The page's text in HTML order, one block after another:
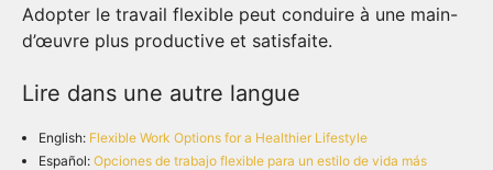
Adopter le travail flexible peut conduire à une main-
d’œuvre plus productive et satisfaite.
Lire dans une autre langue
English: Flexible Work Options for a Healthier Lifestyle
Español: Opciones de trabajo flexible para un estilo de vida más